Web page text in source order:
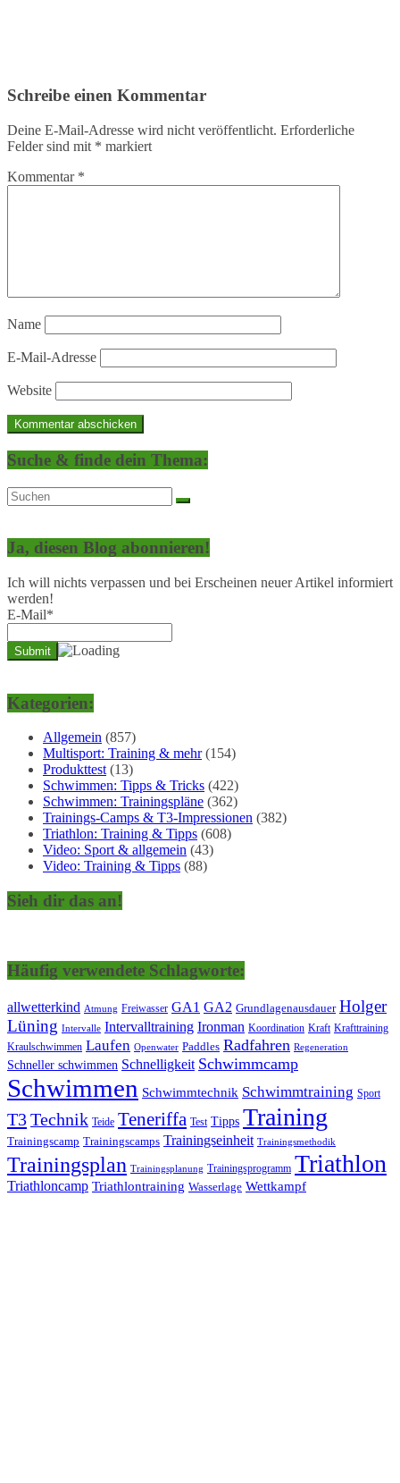
Schreibe einen Kommentar
Deine E-Mail-Adresse wird nicht veröffentlicht. Erforderliche
Felder sind mit * markiert
Kommentar *
Name
E-Mail-Adresse
Website
Suche & finde dein Thema:
Ja, diesen Blog abonnieren!
Ich will nichts verpassen und bei Erscheinen neuer Artikel informiert
werden!
E-Mail*
Kategorien:
Allgemein (857)
Multisport: Training & mehr(154)
Produkttest(13)
Schwimmen: Tipps & Tricks (422)
Schwimmen: Trainingspläne (362)
Trainings-Camps & T3-Impressionen (382)
Triathlon: Training & Tipps (608)
Video: Sport & allgemein (43)
Video: Training & Tipps (88)
Sieh dir das an!
Häufig verwendete Schlagworte:
allwetterkind Atmung Freiwasser GA1 GA2 Grundlagenausdauer Holger
Lüning Intervalle Intervalltraining Ironman Koordination Kraft Krafttraining
Kraulschwimmen Laufen Openwater Paddles Radfahren Regeneration
Schneller schwimmen Schnelligkeit Schwimmcamp
Schwimmen Schwimmtechnik Schwimmtraining Sport
T3Technik Teide Teneriffa Test Tipps Training
Trainingscamp Trainingscamps Trainingseinheit Trainingsmethodik
Trainingsplan Trainingsplanung Trainingsprogramm Triathlon
Triathloncamp Triathlontraining Wasserlage Wettkampf